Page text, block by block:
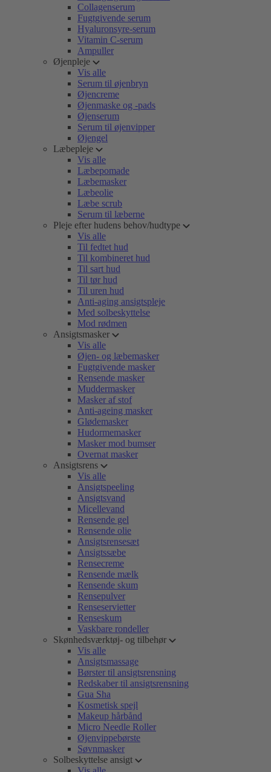
Collagenserum
Fugtgivende serum
Hyaluronsyre-serum
Vitamin C-serum
Ampuller
Øjenpleje
Vis alle
Serum til øjenbryn
Øjencreme
Øjenmaske og -pads
Øjenserum
Serum til øjenvipper
Øjengel
Læbepleje
Vis alle
Læbepomade
Læbemasker
Læbeolie
Læbe scrub
Serum til læberne
Pleje efter hudens behov/hudtype
Vis alle
Til fedtet hud
Til kombineret hud
Til sart hud
Til tør hud
Til uren hud
Anti-aging ansigtspleje
Med solbeskyttelse
Mod rødmen
Ansigtsmasker
Vis alle
Øjen- og læbemasker
Fugtgivende masker
Rensende masker
Muddermasker
Masker af stof
Anti-ageing masker
Glødemasker
Hudormemasker
Masker mod bumser
Overnat masker
Ansigtsrens
Vis alle
Ansigtspeeling
Ansigtsvand
Micellevand
Rensende gel
Rensende olie
Ansigtsrensesæt
Ansigtssæbe
Rensecreme
Rensende mælk
Rensende skum
Rensepulver
Renseservietter
Renseskum
Vaskbare rondeller
Skønhedsværktøj- og tilbehør
Vis alle
Ansigtsmassage
Børster til ansigtsrensning
Redskaber til ansigtsrensning
Gua Sha
Kosmetisk spejl
Makeup hårbånd
Micro Needle Roller
Øjenvippebørste
Søvnmasker
Solbeskyttelse ansigt